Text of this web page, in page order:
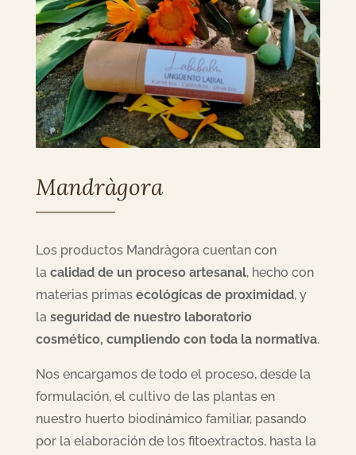
Mandràgora
Los productos Mandràgora cuentan con
la calidad de un proceso artesanal, hecho con
materias primas ecológicas de proximidad, y
la seguridad de nuestro laboratorio
cosmético, cumpliendo con toda la normativa.
Nos encargamos de todo el proceso, desde la
formulación, el cultivo de las plantas en
nuestro huerto biodinámico familiar, pasando
por la elaboración de los fitoextractos, hasta la